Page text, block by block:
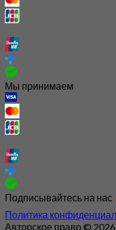
Мы принимаем
Подписывайтесь на нас
Политика
Авторское право ©